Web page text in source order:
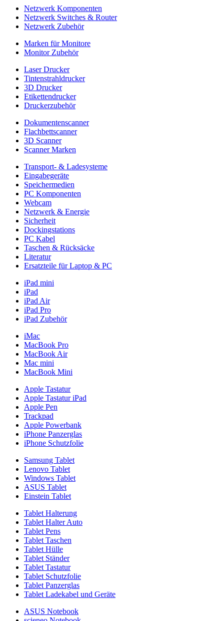
Netzwerk Komponenten
Netzwerk Switches & Router
Netzwerk Zubehör
Marken für Monitore
Monitor Zubehör
Laser Drucker
Tintenstrahldrucker
3D Drucker
Etikettendrucker
Druckerzubehör
Dokumentenscanner
Flachbettscanner
3D Scanner
Scanner Marken
Transport- & Ladesysteme
Eingabegeräte
Speichermedien
PC Komponenten
Webcam
Netzwerk & Energie
Sicherheit
Dockingstations
PC Kabel
Taschen & Rücksäcke
Literatur
Ersatzteile für Laptop & PC
iPad mini
iPad
iPad Air
iPad Pro
iPad Zubehör
iMac
MacBook Pro
MacBook Air
Mac mini
MacBook Mini
Apple Tastatur
Apple Tastatur iPad
Apple Pen
Trackpad
Apple Powerbank
iPhone Panzerglas
iPhone Schutzfolie
Samsung Tablet
Lenovo Tablet
Windows Tablet
ASUS Tablet
Einstein Tablet
Tablet Halterung
Tablet Halter Auto
Tablet Pens
Tablet Taschen
Tablet Hülle
Tablet Ständer
Tablet Tastatur
Tablet Schutzfolie
Tablet Panzerglas
Tablet Ladekabel und Geräte
ASUS Notebook